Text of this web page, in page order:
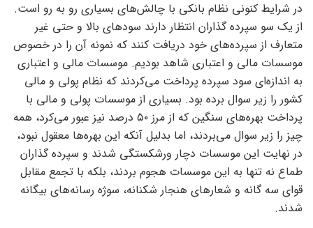
در شرایط کنونی نظام بانکی با چالش‌های بسیاری رو به رو است.
از یک سو سپرده گذاران انتظار دارند سود‌های بالا و حتی غیر
متعارف از سپرده‌های خود دریافت کنند که نمونه آن را در خصوص
موسسات مالی و اعتباری شاهد بودیم. موسسات مالی و اعتباری
به اندازه‌ای سود سپرده پرداخت می‌کردند که نظام پولی و مالی
کشور را زیر سوال برده بود. بسیاری از موسسات پولی و مالی با
پرداخت بهره‌های سنگین که از مرز ۵۰ درصد نیز عبور می‌کرد، همه
چیز را زیر سوال می‌بردند، اما بدلیل آنکه این بهره‌ها معقول نبود،
در نهایت این موسسات دچار ورشکستگی شدند و سپرده گذاران
طماع نه تنها به این موسسات هجوم بردند، بلکه با تجمع مقابل
قوای سه گانه و شعار‌های هنجار شکنانه، سوژه رسانه‌های بیگانه
شدند.